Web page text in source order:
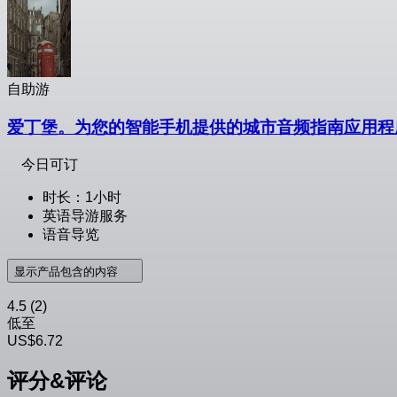
自助游
爱丁堡。为您的智能手机提供的城市音频指南应用
今日可订
时长：1小时
英语导游服务
语音导览
显示产品包含的内容
4.5 (2)
低至
US$6.72
评分&评论